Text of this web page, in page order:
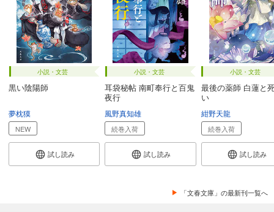
小説・文芸
黒い陰陽師
夢枕獏
NEW
試し読み
小説・文芸
耳袋秘帖 南町奉行と百鬼
夜行
風野真知雄
続巻入荷
試し読み
小説・文芸
最後の薬師 白蓮と
い
紺野天龍
続巻入荷
試し読み
「文春文庫」の最新刊一覧へ